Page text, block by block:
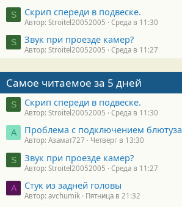
S Скрип спереди в подвеске.
Автор: Stroitel20052005 Среда в 11:30
S Звук при проезде камер?
Автор: Stroitel20052005 Среда в 11:27
Самое читаемое за 5 дней
S Скрип спереди в подвеске.
Автор: Stroitel20052005 Среда в 11:30
А Проблема с подключением блютуза
Автор: Азамат727 Четверг в 13:30
S Звук при проезде камер?
Автор: Stroitel20052005 Среда в 11:27
A Стук из задней головы
Автор: avchumik Пятница в 21:32